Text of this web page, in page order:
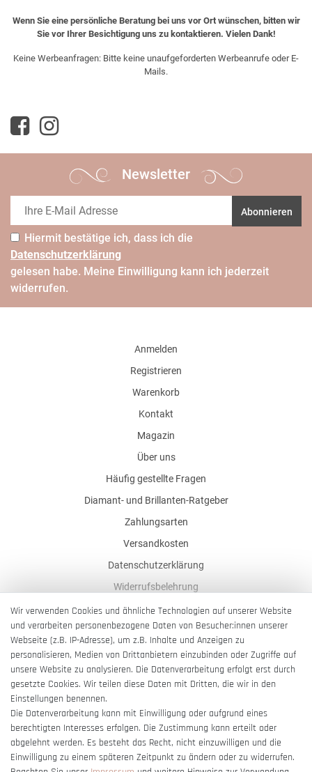
Wenn Sie eine persönliche Beratung bei uns vor Ort wünschen, bitten wir
Sie vor Ihrer Besichtigung uns zu kontaktieren. Vielen Dank!
Keine Werbeanfragen: Bitte keine unaufgeforderten Werbeanrufe oder E-
Mails.
Newsletter
Abonnieren
Hiermit bestätige ich, dass ich die
Daten­schutz­erklärung
gelesen habe. Meine Einwilligung kann ich jederzeit
widerrufen.
Anmelden
Registrieren
Warenkorb
Kontakt
Magazin
Über uns
Häufig gestellte Fragen
Diamant- und Brillanten-Ratgeber
Zahlungsarten
Versandkosten
Datenschutzerklärung
Widerrufsbelehrung
AGB
Impressum
Barrierefreiheitserklärung
Vertrag widerrufen
Wir verwenden Cookies und ähnliche Technologien auf unserer Website
und verarbeiten personenbezogene Daten von Besucher:innen unserer
Webseite (z.B. IP-Adresse), um z.B. Inhalte und Anzeigen zu
personalisieren, Medien von Drittanbietern einzubinden oder Zugriffe auf
unsere Website zu analysieren. Die Datenverarbeitung erfolgt erst durch
gesetzte Cookies. Wir teilen diese Daten mit Dritten, die wir in den
Einstellungen benennen.
Die Datenverarbeitung kann mit Einwilligung oder aufgrund eines
berechtigten Interesses erfolgen. Die Zustimmung kann erteilt oder
abgelehnt werden. Es besteht das Recht, nicht einzuwilligen und die
Einwilligung zu einem späteren Zeitpunkt zu ändern oder zu widerrufen.